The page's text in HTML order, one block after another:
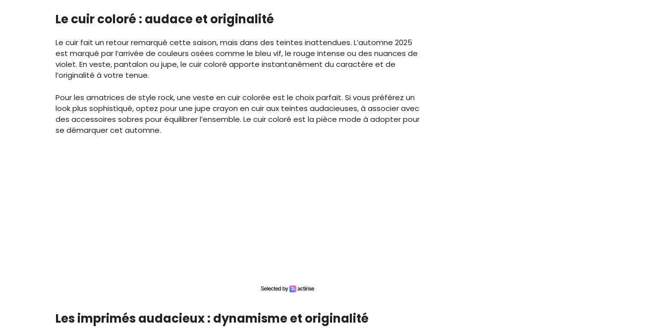
Le cuir coloré : audace et originalité
Le cuir fait un retour remarqué cette saison, mais dans des teintes inattendues. L’automne 2025
est marqué par l’arrivée de couleurs osées comme le bleu vif, le rouge intense ou des nuances de
violet. En veste, pantalon ou jupe, le cuir coloré apporte instantanément du caractère et de
l’originalité à votre tenue.
Pour les amatrices de style rock, une veste en cuir colorée est le choix parfait. Si vous préférez un
look plus sophistiqué, optez pour une jupe crayon en cuir aux teintes audacieuses, à associer avec
des accessoires sobres pour équilibrer l’ensemble. Le cuir coloré est la pièce mode à adopter pour
se démarquer cet automne.
Les imprimés audacieux : dynamisme et originalité